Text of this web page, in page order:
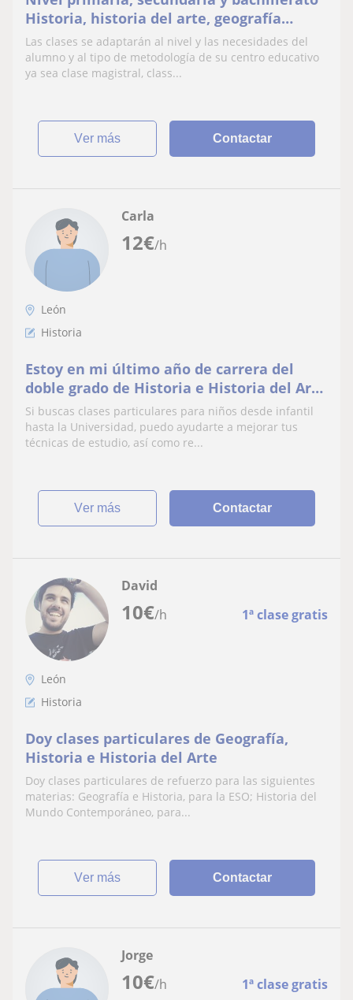
Historia, historia del arte, geografía
Preparación de clases, exámenes,
ejercicios y trabajos
Las clases se adaptarán al nivel y las necesidades del
alumno y al tipo de metodología de su centro educativo
ya sea clase magistral, class...
ver más Contactar
12€/h
Carla
León
Historia
Estoy en mi último año de carrera del
doble grado de Historia e Historia del Arte
y se me da muy bien ayudar a aprender y
a mejora
Si buscas clases particulares para niños desde infantil
hasta la Universidad, puedo ayudarte a mejorar tus
técnicas de estudio, así como re...
ver más Contactar
10€/h 1ª clase gratis
David
León
Historia
Doy clases particulares de Geografía,
Historia e Historia del Arte
Doy clases particulares de refuerzo para las siguientes
materias: Geografía e Historia, para la ESO; Historia del
Mundo Contemporáneo, para...
ver más Contactar
10€/h 1ª clase gratis
Jorge